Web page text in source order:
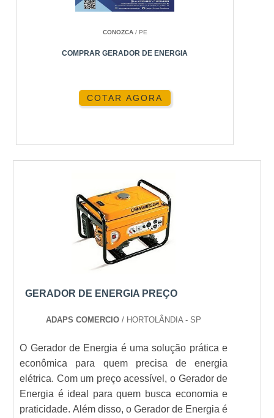
CONOZCA/ PE
COMPRAR GERADOR DE ENERGIA
COTAR AGORA
GERADOR DE ENERGIA PREÇO
ADAPS COMERCIO/ HORTOLÂNDIA - SP
O Gerador de Energia é uma solução prática e
econômica para quem precisa de energia
elétrica. Com um preço acessível, o Gerador de
Energia é ideal para quem busca economia e
praticidade. Além disso, o Gerador de Energia é